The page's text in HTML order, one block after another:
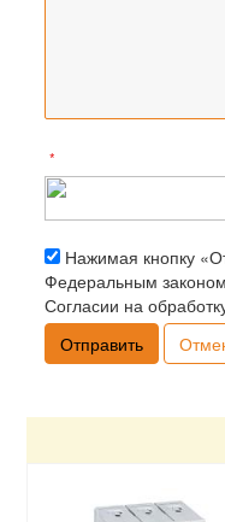
*
Нажимая кнопку
Федеральным
Согласии на